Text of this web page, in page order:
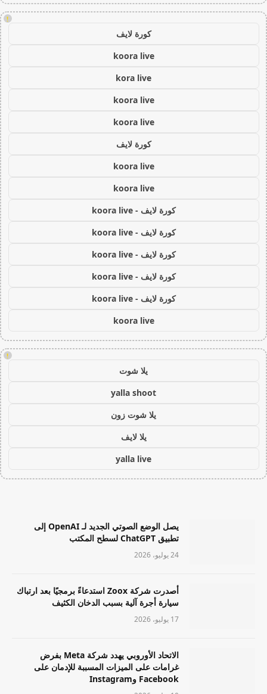
!
كورة لايف
koora live
kora live
koora live
koora live
كورة لايف
koora live
koora live
كورة لايف - koora live
كورة لايف - koora live
كورة لايف - koora live
كورة لايف - koora live
كورة لايف - koora live
koora live
!
يلا شوت
yalla shoot
يلا شوت زون
يلا لايف
yalla live
يصل الوضع الصوتي الجديد لـ OpenAI إلى
تطبيق ChatGPT لسطح المكتب
24 يوليو، 2026
أصدرت شركة Zoox استدعاءً برمجيًا بعد ارتباك
سيارة أجرة آلية بسبب الدخان الكثيف
17 يوليو، 2026
الاتحاد الأوروبي يهدد شركة Meta بفرض
غرامات على الميزات المسببة للإدمان على
Facebook وInstagram